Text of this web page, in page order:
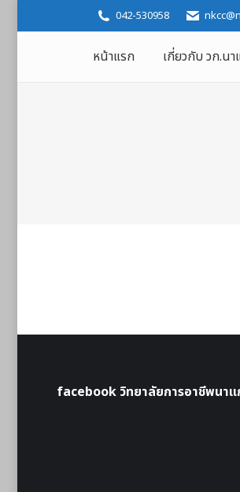
042-530958
หน้าแรก เกี่ยวกับ วก.นา
facebook วิทยาลัยการอาชีพนาแ